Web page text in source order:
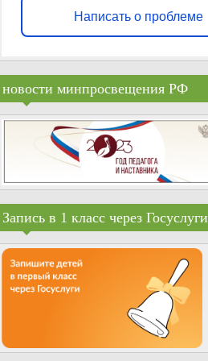
Написать о проблеме
новости минпросвещения РФ
Запись в 1 класс через Госуслуги